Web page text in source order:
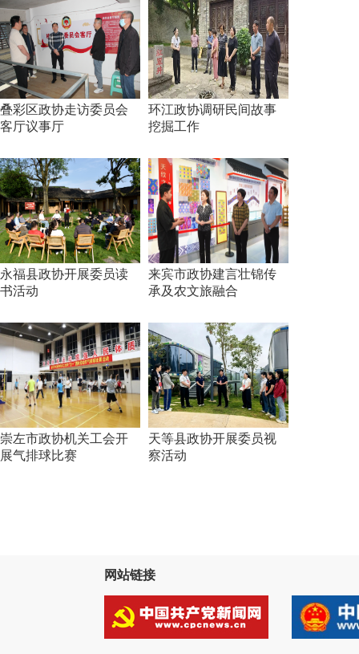
叠彩区政协走访委员会
客厅议事厅
环江政协调研民间故事
挖掘工作
永福县政协开展委员读
书活动
来宾市政协建言壮锦传
承及农文旅融合
崇左市政协机关工会开
展气排球比赛
天等县政协开展委员视
察活动
网站链接